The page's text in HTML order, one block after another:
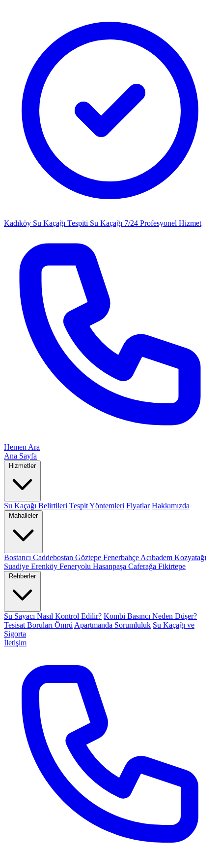
Kadıköy Su Kaçağı Tespiti Su Kaçağı 7/24 Profesyonel Hizmet
Hemen Ara
Ana Sayfa
Hizmetler
Su Kaçağı Belirtileri Tespit Yöntemleri Fiyatlar Hakkımızda
Mahalleler
Bostancı Caddebostan Göztepe Fenerbahçe Acıbadem Kozyatağı
Suadiye Erenköy Feneryolu Hasanpaşa Caferağa Fikirtepe
Rehberler
Su Sayacı Nasıl Kontrol Edilir? Kombi Basıncı Neden Düşer?
Tesisat Boruları Ömrü Apartmanda Sorumluluk Su Kaçağı ve
Sigorta
İletişim